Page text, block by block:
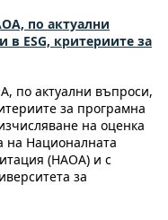
по актуални
в ESG, критериите за
по актуални въпроси,
за програмна
на оценка
на Националната
(НАОА) и с
за